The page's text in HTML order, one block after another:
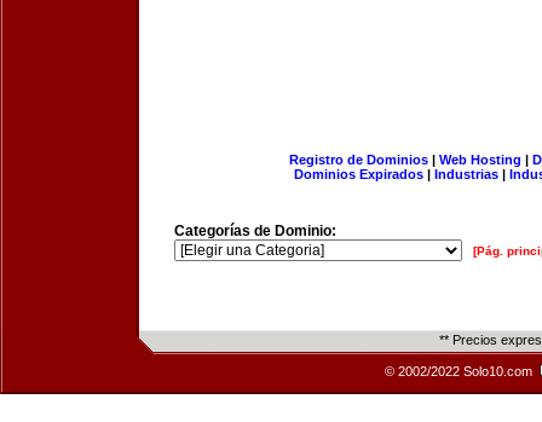
Registro de Dominios| Web Hosting |
Dominios Expirados | Industrias |
Categorías de Dominio:
[Pág.
** Precios
© 2002/2022 Solo10.com